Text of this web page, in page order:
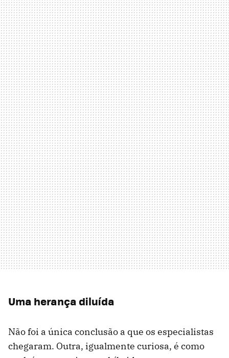
Uma herança diluída
Não foi a única conclusão a que os especialistas
chegaram. Outra, igualmente curiosa, é como